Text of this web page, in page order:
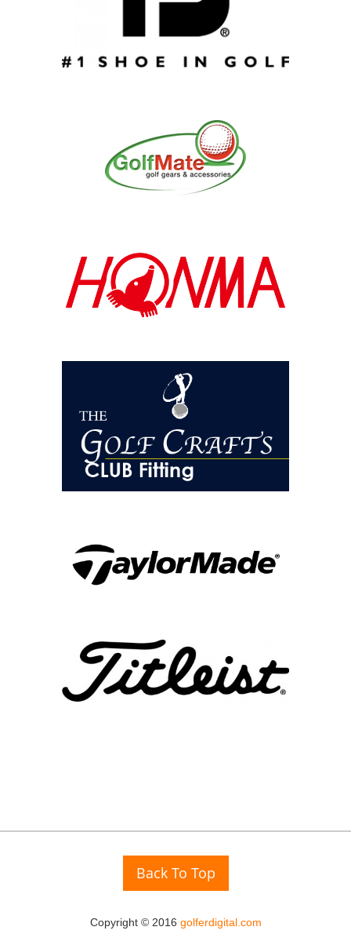
Back To Top
Copyright © 2016 golferdigital.com